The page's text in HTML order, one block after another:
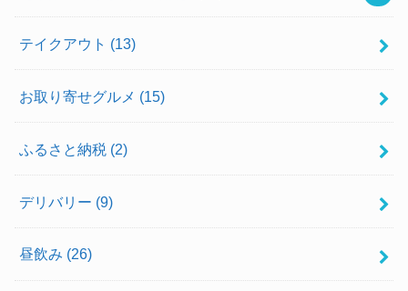
テイクアウト (13)
お取り寄せグルメ (15)
ふるさと納税 (2)
デリバリー (9)
昼飲み (26)